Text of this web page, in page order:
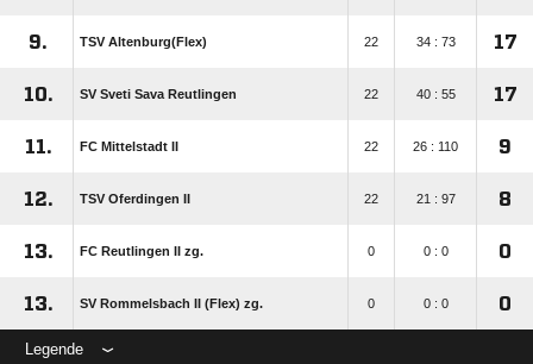
9. TSV Altenburg(Flex) 22 34 : 73 17
10. SV Sveti Sava Reutlingen 22 40 : 55 17
11. FC Mittelstadt II 22 26 : 110 9
12. TSV Oferdingen II 22 21 : 97 8
13. FC Reutlingen II zg. 0 0 : 0 0
13. SV Rommelsbach II (Flex) zg. 0 0 : 0 0
Legende